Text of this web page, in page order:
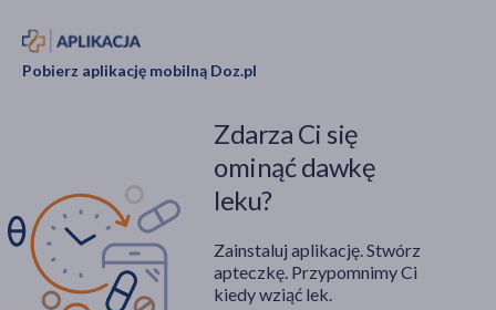
Pobierz aplikację mobilną Doz.pl
Zdarza Ci się
ominąć dawkę
leku?
Zainstaluj aplikację. Stwórz
apteczkę. Przypomnimy Ci
kiedy wziąć lek.